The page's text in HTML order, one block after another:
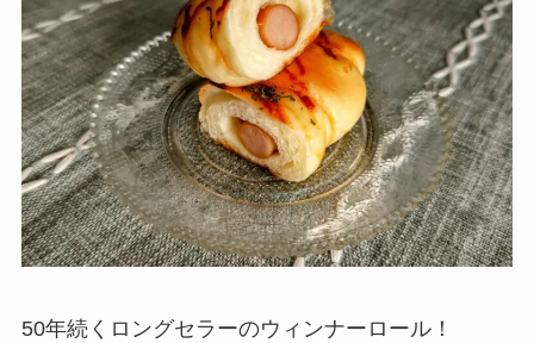
50年続くロングセラーのウィンナーロール！